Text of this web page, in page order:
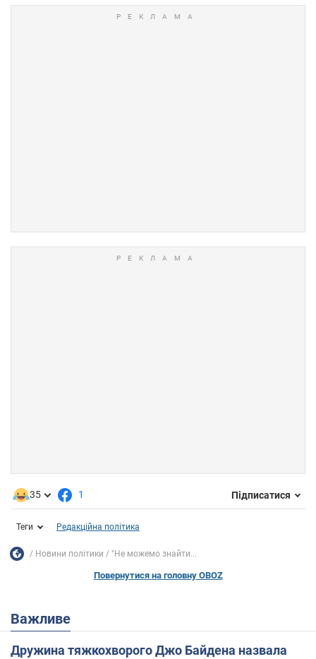
35 1 Підписатися
Теги Редакційна політика
Новини політики "Не можемо знайти...
Повернутися на головну OBOZ
Важливе
Дружина тяжкохворого Джо Байдена назвала